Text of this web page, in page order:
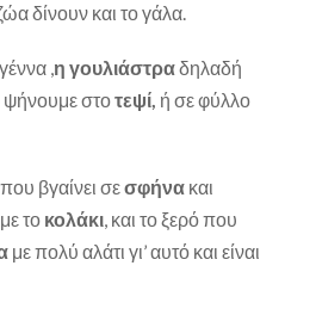
δίνουν και το γάλα.
,η γουλιάστραδηλαδή
ψήνουμε στοτεψί, ή σε φύλλο
που βγαίνει σεσφήνα και
το κολάκι, και το ξερό που
με πολύ αλάτι γι’ αυτό και είναι